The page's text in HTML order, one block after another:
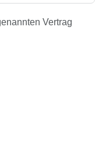
Vertrag